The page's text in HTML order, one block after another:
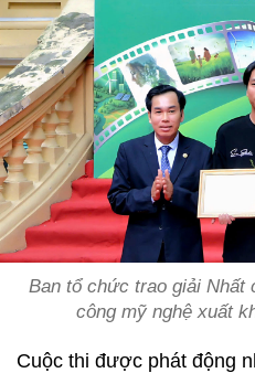
Ban tổ chức trao giải Nhất
công mỹ nghệ xuất
Cuộc thi được phát động